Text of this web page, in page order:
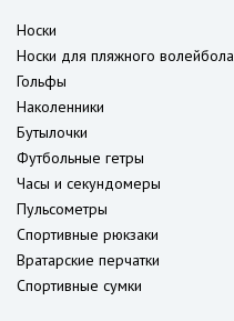
Носки
Носки для пляжного волейбола
Гольфы
Наколенники
Бутылочки
Футбольные гетры
Часы и секундомеры
Пульсометры
Спортивные рюкзаки
Вратарские перчатки
Спортивные сумки